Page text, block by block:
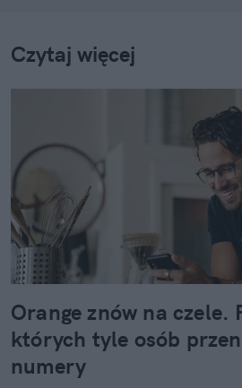
Czytaj więcej
Orange znów na czele.
których tyle osób
numery